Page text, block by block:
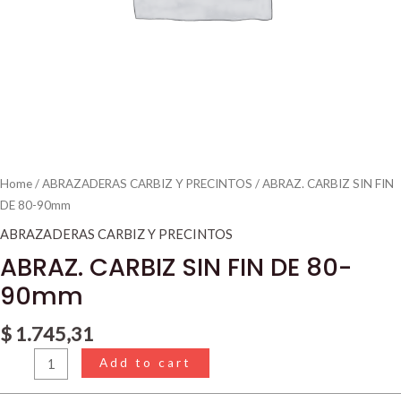
Home/ABRAZADERAS CARBIZ Y PRECINTOS / ABRAZ. CARBIZ SIN FIN
DE 80-90mm
ABRAZADERAS CARBIZ Y PRECINTOS
ABRAZ. CARBIZ SIN FIN DE 80-
90mm
$ 1.745,31
Add to cart